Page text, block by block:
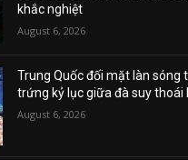
khắc nghiệt
August 6, 2026
Trung Quốc đối mặt làn sóng
trứng kỷ lục giữa đà suy thoái
August 6, 2026